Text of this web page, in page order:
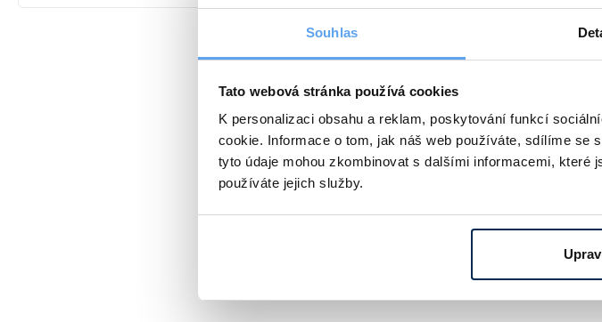
Souhlas
Tato webová stránka používá cookies
K personalizaci obsahu a reklam, poskytování funkcí
cookie. Informace o tom, jak náš web používáte, sdílíme se
tyto údaje mohou zkombinovat s dalšími informacemi,
používáte jejich služby.
Podrobnější technické informace a
Obj. číslo
BD 115
408 130 910 329 BD
BD